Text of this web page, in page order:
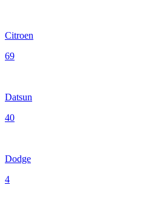
Citroen
69
Datsun
40
Dodge
4